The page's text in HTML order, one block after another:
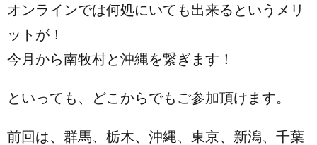
オンラインでは何処にいても出来るというメリ
ットが！
今月から南牧村と沖縄を繋ぎます！
といっても、どこからでもご参加頂けます。
前回は、群馬、栃木、沖縄、東京、新潟、千葉